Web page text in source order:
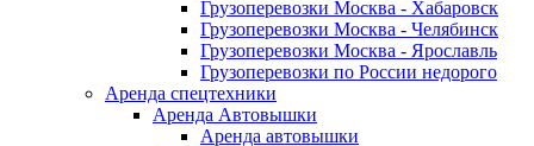
Грузоперевозки Москва - Хабаровск
Грузоперевозки Москва - Челябинск
Грузоперевозки Москва - Ярославль
Грузоперевозки по России недорого
Аренда спецтехники
Аренда Автовышки
Аренда автовышки